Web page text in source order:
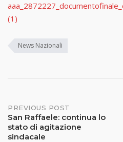
(1)
News Nazionali
PREVIOUS POST
San Raffaele: continua lo
stato di agitazione
sindacale